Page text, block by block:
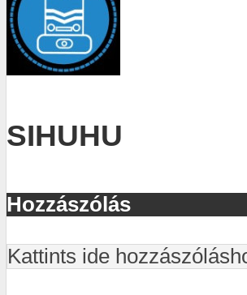
SIHUHU
Hozzászólás
Kattints ide